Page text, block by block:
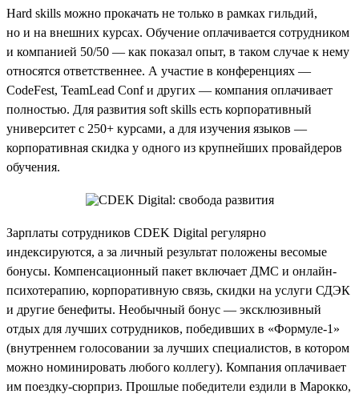
Hard skills можно прокачать не только в рамках гильдий,
но и на внешних курсах. Обучение оплачивается сотрудником
и компанией 50/50 — как показал опыт, в таком случае к нему
относятся ответственнее. А участие в конференциях —
CodeFest, TeamLead Conf и других — компания оплачивает
полностью. Для развития soft skills есть корпоративный
университет с 250+ курсами, а для изучения языков —
корпоративная скидка у одного из крупнейших провайдеров
обучения.
Зарплаты сотрудников CDEK Digital регулярно
индексируются, а за личный результат положены весомые
бонусы. Компенсационный пакет включает ДМС и онлайн-
психотерапию, корпоративную связь, скидки на услуги СДЭК
и другие бенефиты. Необычный бонус — эксклюзивный
отдых для лучших сотрудников, победивших в «Формуле-1»
(внутреннем голосовании за лучших специалистов, в котором
можно номинировать любого коллегу). Компания оплачивает
им поездку-сюрприз. Прошлые победители ездили в Марокко,